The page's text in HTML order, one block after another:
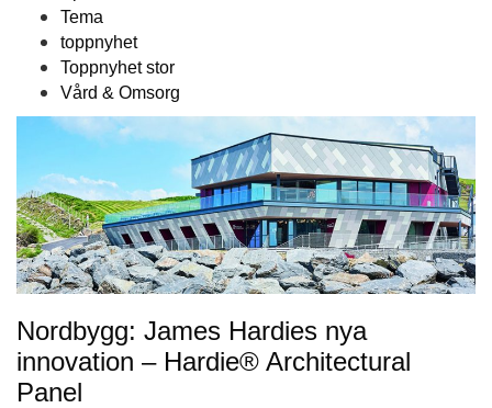
Tema
toppnyhet
Toppnyhet stor
Vård & Omsorg
Nordbygg: James Hardies nya
innovation – Hardie® Architectural
Panel